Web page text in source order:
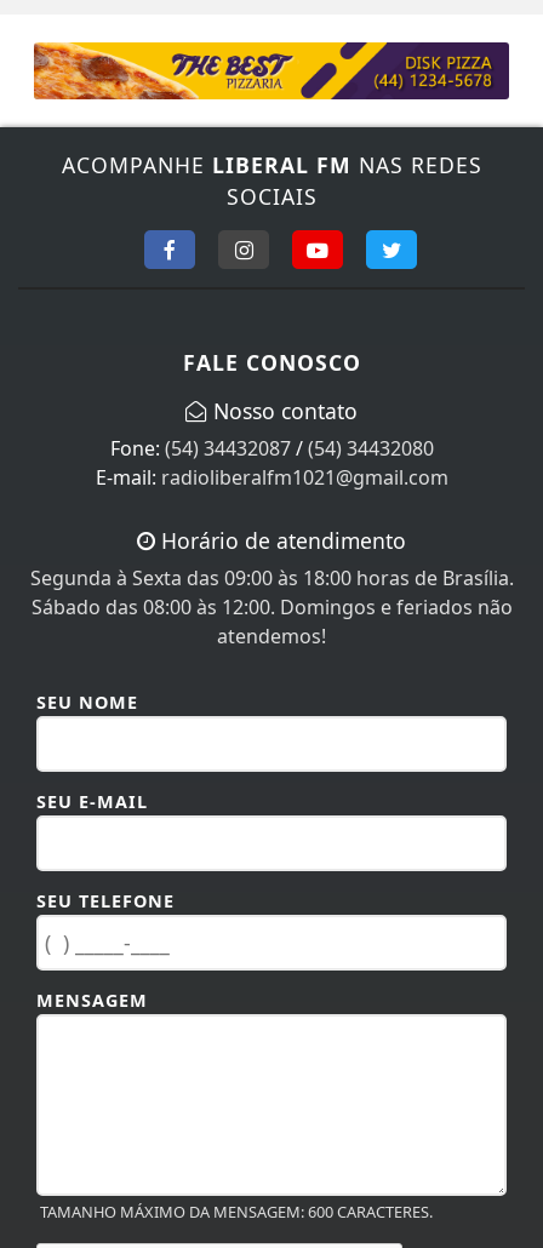
ACOMPANHE LIBERAL FM NAS REDES
SOCIAIS
FALE CONOSCO
Nosso contato
Fone: (54) 34432087/(54) 34432080
E-mail: radioliberalfm1021@gmail.com
Horário de atendimento
Segunda à Sexta das 09:00 às 18:00 horas de Brasília.
Sábado das 08:00 às 12:00. Domingos e feriados não
atendemos!
SEU NOME
SEU E-MAIL
SEU TELEFONE
MENSAGEM
TAMANHO MÁXIMO DA MENSAGEM: 600 CARACTERES.